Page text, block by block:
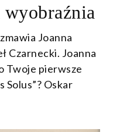
Joanna
Czarnecki. Joanna
Twoje pierwsze
Solus”? Oskar